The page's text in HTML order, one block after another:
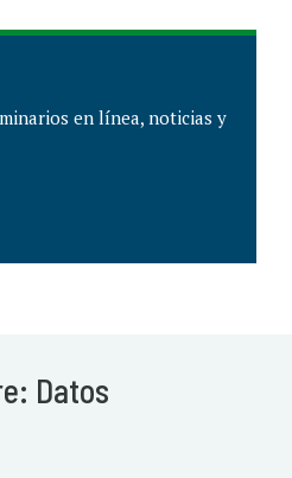
en línea, noticias y
Datos